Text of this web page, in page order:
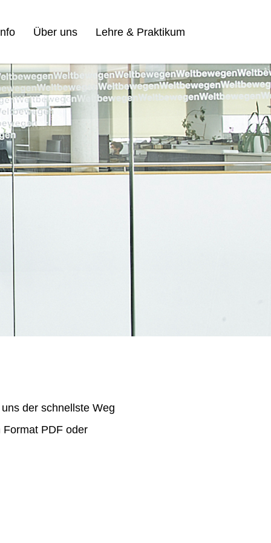
Über uns Lehre & Praktikum
der schnellste Weg
PDF oder